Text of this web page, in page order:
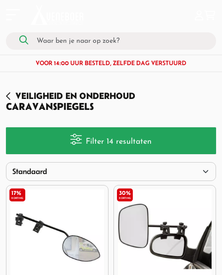
VOOR 14:00 UUR BESTELD, ZELFDE DAG VERSTUURD
CARAVANSPIEGELS
VEILIGHEID EN ONDERHOUD
Filter 14 resultaten
17%
KORTING
30%
KORTING